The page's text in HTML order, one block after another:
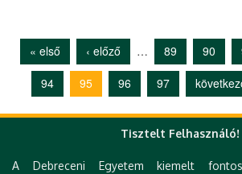
Oldalak
« első ‹ előző … 89 90
94
95 96 97
Gyorslinkek
Tisztelt Felhasználó!
A Debreceni Egyetem kiemelt